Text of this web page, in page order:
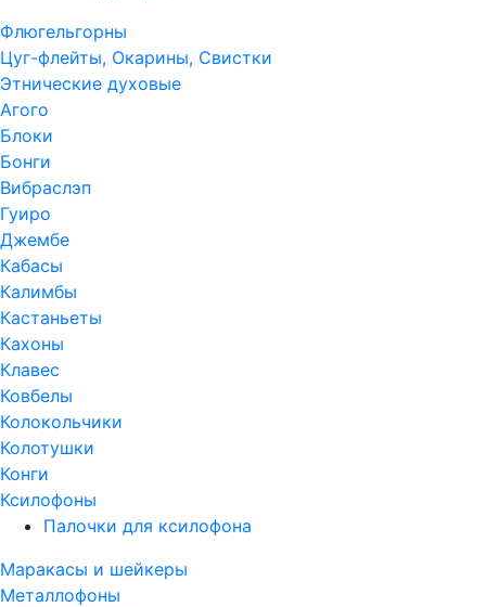
Флюгельгорны
Цуг-флейты, Окарины, Свистки
Этнические духовые
Агого
Блоки
Бонги
Вибраслэп
Гуиро
Джембе
Кабасы
Калимбы
Кастаньеты
Кахоны
Клавес
Ковбелы
Колокольчики
Колотушки
Конги
Ксилофоны
Палочки для ксилофона
Маракасы и шейкеры
Металлофоны